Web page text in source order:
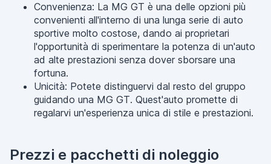
Convenienza: La MG GT è una delle opzioni più
convenienti all'interno di una lunga serie di auto
sportive molto costose, dando ai proprietari
l'opportunità di sperimentare la potenza di un'auto
ad alte prestazioni senza dover sborsare una
fortuna.
Unicità: Potete distinguervi dal resto del gruppo
guidando una MG GT. Quest'auto promette di
regalarvi un'esperienza unica di stile e prestazioni.
Prezzi e pacchetti di noleggio